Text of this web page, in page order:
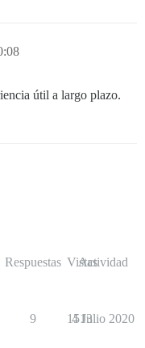
útil a largo plazo.
Respuestas Vistas
Actividad
9 1513
4 Julio 2020